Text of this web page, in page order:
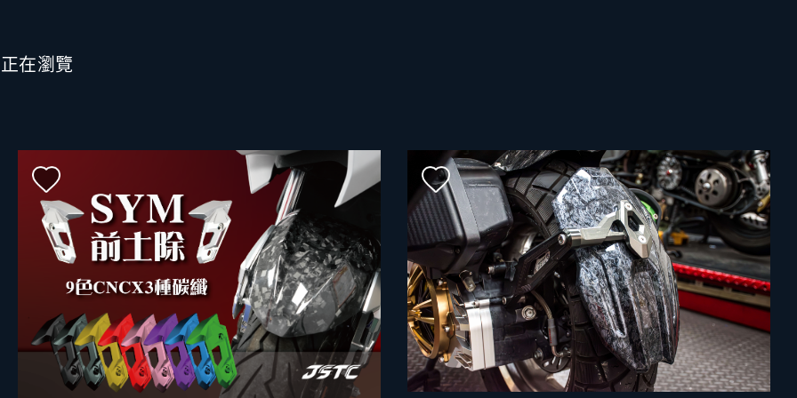
在瀏覽